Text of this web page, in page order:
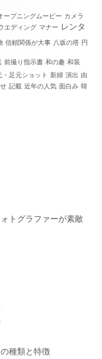
ープニングムービー カメラ
エディング マナー レンタ
信頼関係が大事 八坂の塔 円
前撮り指示書 和の趣 和装
・足元ショット 新婦 演出 由
記載 近年の人気 面白み 韓
トグラファーが素敵
種類と特徴